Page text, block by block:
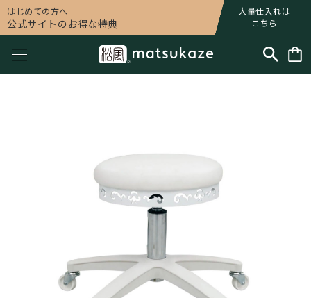
はじめての方へ
公式サイトのお得な特典
大量仕入れは
こちら